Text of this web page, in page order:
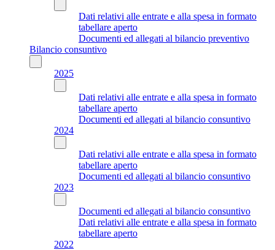
Dati relativi alle entrate e alla spesa in formato
tabellare aperto
Documenti ed allegati al bilancio preventivo
Bilancio consuntivo
2025
Dati relativi alle entrate e alla spesa in formato
tabellare aperto
Documenti ed allegati al bilancio consuntivo
2024
Dati relativi alle entrate e alla spesa in formato
tabellare aperto
Documenti ed allegati al bilancio consuntivo
2023
Documenti ed allegati al bilancio consuntivo
Dati relativi alle entrate e alla spesa in formato
tabellare aperto
2022